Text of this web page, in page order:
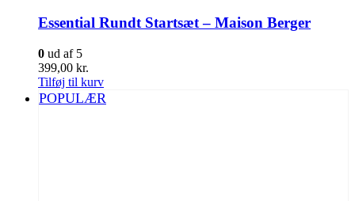
Essential Rundt Startsæt – Maison Berger
0 ud af 5
399,00 kr.
Tilføj til kurv
POPULÆR